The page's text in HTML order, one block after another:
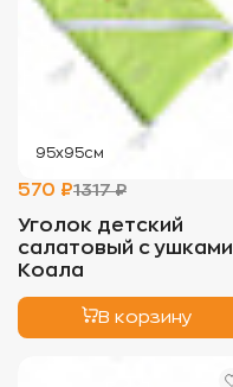
95х95см
570 ₽1317 ₽
Уголок детский
салатовый с ушками
Коала
В корзину